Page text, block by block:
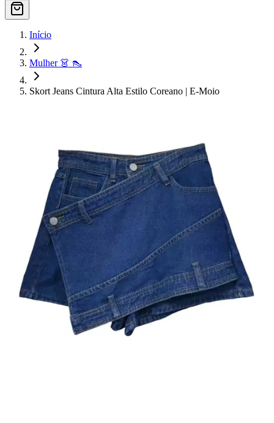
Início
Mulher 👗 👠
Skort Jeans Cintura Alta Estilo Coreano | E-Moio